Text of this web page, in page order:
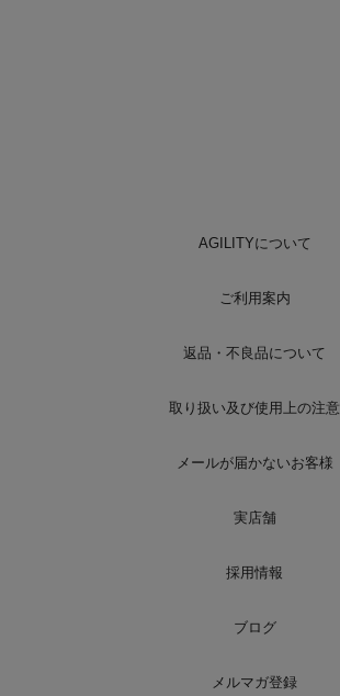
AGILITYについて
ご利用案内
返品・不良品について
取り扱い及び使用上の注意
メールが届かないお客様
実店舗
採用情報
ブログ
メルマガ登録